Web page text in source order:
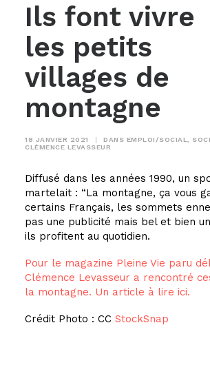
Ils font vivre
les petits
villages de
montagne
18 JANVIER 2021 | DANS EMPLOI/SOCIAL
CLÉMENCE LEVASSEUR
Diffusé dans les années 1990, un
martelait : “La montagne, ça vous
certains Français, les sommets
pas une publicité mais bel et bien
ils profitent au quotidien.
Pour le magazine Pleine Vie paru
Clémence Levasseur a rencontré
la montagne. Un article à lire ici.
Crédit Photo : CC StockSnap